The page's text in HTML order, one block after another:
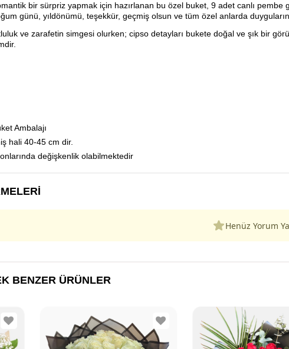
bir sürpriz yapmak için hazırlanan bu özel buket, 9 adet canlı
günü, yıldönümü, teşekkür, geçmiş olsun ve tüm özel anlarda
ve zarafetin simgesi olurken; cipso detayları bukete doğal ve şık bir
Ambalajı
hali 40-45 cm dir.
değişkenlik olabilmektedir
Henüz Yorum
BENZER ÜRÜNLER